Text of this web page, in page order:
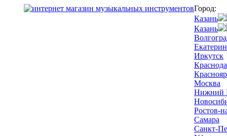
Город:
Казань
Казань
Иркутск
Москва
Нижний
Ростов-
Самара
Санкт-